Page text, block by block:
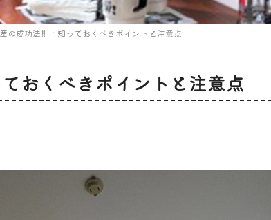
の成功法則：知っておくべきポイントと注意点
おくべきポイントと注意点